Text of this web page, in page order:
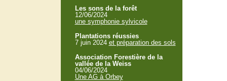
Les sons de la forêt
12/06/2024
une symphonie sylvicole
Plantations réussies
7 juin 2024 et préparation des sols
Association Forestière de la
vallée de la Weiss
04/06/2024
Une AG à Orbey